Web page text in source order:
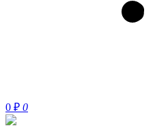
0 ₽ 0